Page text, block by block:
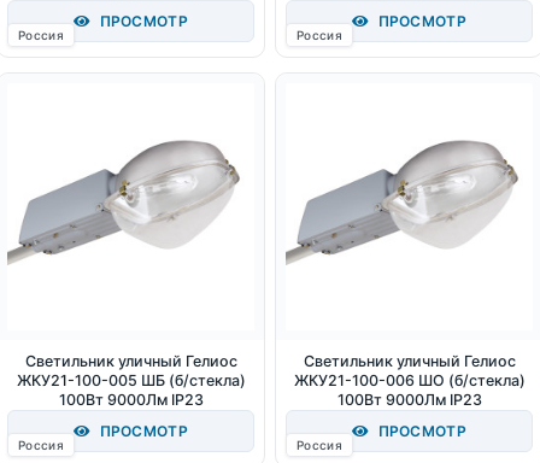
ПРОСМОТР
Россия
ПРОСМОТР
Россия
Светильник уличный Гелиос
ЖКУ21-100-005 ШБ (б/стекла)
100Вт 9000Лм IP23
ПРОСМОТР
Россия
Светильник уличный Гелиос
ЖКУ21-100-006 ШО (б/стекла)
100Вт 9000Лм IP23
ПРОСМОТР
Россия